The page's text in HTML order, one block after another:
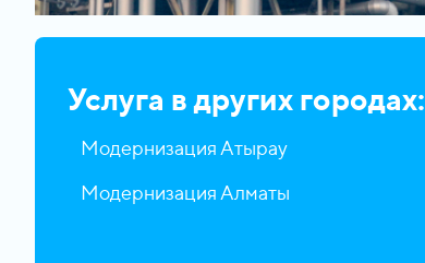
Услуга в других городах:
Модернизация Атырау
Модернизация Алматы